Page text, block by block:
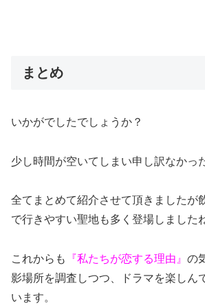
まとめ
いかがでしたでしょうか？
少し時間が空いてしまい申し訳なかっ
全てまとめて紹介させて頂きましたが
で行きやすい聖地も多く登場しました
これからも 『私たちが恋する理由』 の
影場所を調査しつつ、ドラマを楽しん
います。